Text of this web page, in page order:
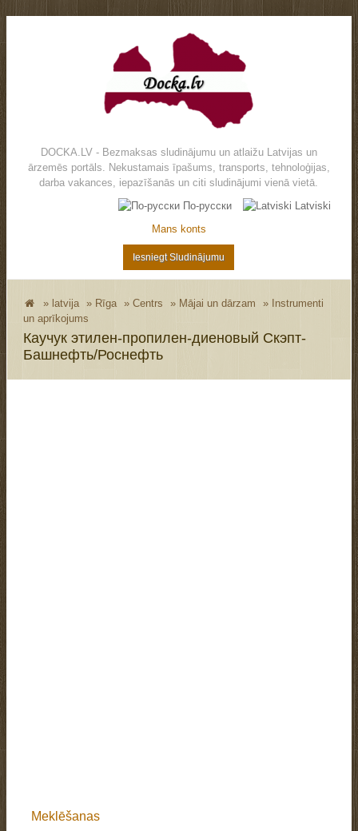
DOCKA.LV - Bezmaksas sludinājumu un atlaižu Latvijas un
ārzemēs portāls. Nekustamais īpašums, transports, tehnoloģijas,
darba vakances, iepazīšanās un citi sludinājumi vienā vietā.
По-русски
Latviski
Mans konts
Iesniegt Sludinājumu
» latvija » Rīga »Centrs » Mājai un dārzam » Instrumenti
un aprīkojums
Каучук этилен-пропилен-диеновый Скэпт-
Башнефть/Роснефть
Meklēšanas